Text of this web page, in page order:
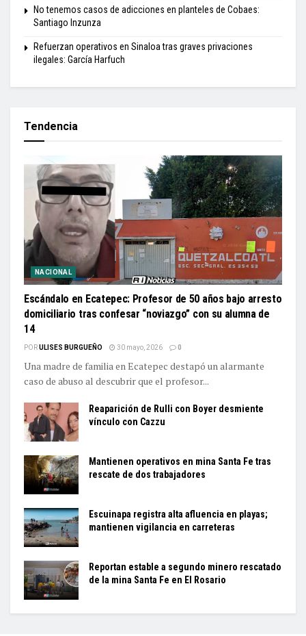
No tenemos casos de adicciones en planteles de Cobaes:
Santiago Inzunza
Refuerzan operativos en Sinaloa tras graves privaciones
ilegales: García Harfuch
Tendencia
NACIONAL
Escándalo en Ecatepec: Profesor de 50 años bajo arresto
domiciliario tras confesar “noviazgo” con su alumna de
14
PORULISES BURGUEÑO 30 mayo, 2026 0
Una madre de familia en Ecatepec destapó un alarmante
caso de abuso al descubrir que el profesor...
Reaparición de Rulli con Boyer desmiente
vínculo con Cazzu
Mantienen operativos en mina Santa Fe tras
rescate de dos trabajadores
Escuinapa registra alta afluencia en playas;
mantienen vigilancia en carreteras
Reportan estable a segundo minero rescatado
de la mina Santa Fe en El Rosario